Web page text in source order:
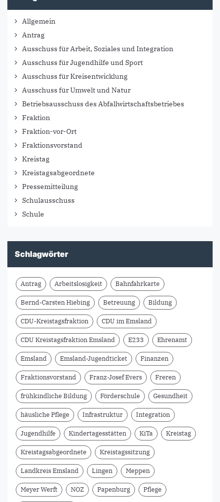
Allgemein
Antrag
Ausschuss für Arbeit, Soziales und Integration
Ausschuss für Jugendhilfe und Sport
Ausschuss für Kreisentwicklung
Ausschuss für Umwelt und Natur
Betriebsausschuss des Abfallwirtschaftsbetriebes
Fraktion
Fraktion-vor-Ort
Fraktionsvorstand
Kreistag
Kreistagsabgeordnete
Pressemitteilung
Schulausschuss
Schule
Schlagwörter
Antrag Arbeitslosigkeit Bahnfahrkarte
Bernd-Carsten Hiebing Betreuung Bildung
CDU-Kreistagsfraktion CDU im Emsland
CDU Kreistagsfraktion Emsland E233 Ehrenamt
Emsland Emsland-Jugendticket Finanzen
Fraktionsvorstand Franz-Josef Evers Freren
frühkindliche Bildung Förderschule Gesundheit
häusliche Pflege Infrastruktur Integration
Jugendhilfe Kindertagesstätten KiTa Kreistag
Kreistagsabgeordnete Kreistagssitzung
Landkreis Emsland Lingen Meppen
Meyer Werft NOZ Papenburg Pflege